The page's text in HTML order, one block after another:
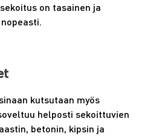
on tasainen ja
kutsutaan myös
helposti sekoittuvien
betonin, kipsin ja